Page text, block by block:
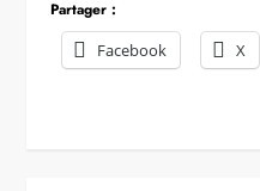
Partager :
Facebook
X